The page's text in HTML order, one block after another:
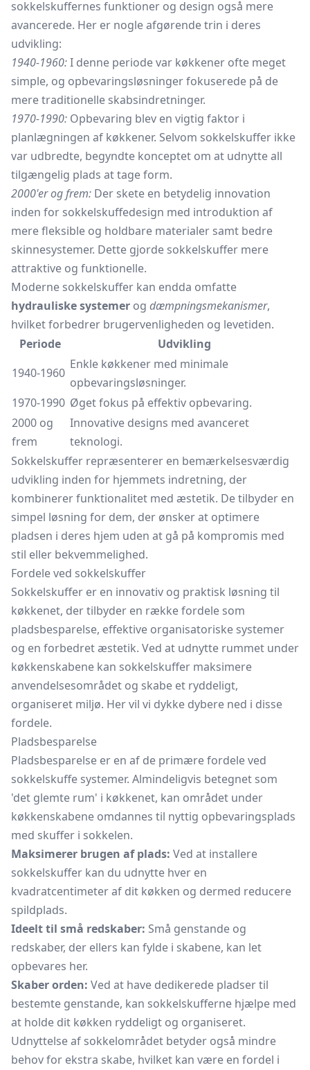
sokkelskuffernes funktioner og design også mere
avancerede. Her er nogle afgørende trin i deres
udvikling:
1940-1960:I denne periode var køkkener ofte meget
simple, og opbevaringsløsninger fokuserede på de
mere traditionelle skabsindretninger.
1970-1990: Opbevaring blev en vigtig faktor i
planlægningen af køkkener. Selvom sokkelskuffer ikke
var udbredte, begyndte konceptet om at udnytte all
tilgængelig plads at tage form.
2000'er og frem: Der skete en betydelig innovation
inden for sokkelskuffedesign med introduktion af
mere fleksible og holdbare materialer samt bedre
skinnesystemer. Dette gjorde sokkelskuffer mere
attraktive og funktionelle.
Moderne sokkelskuffer kan endda omfatte
hydrauliske systemer og dæmpningsmekanismer,
hvilket forbedrer brugervenligheden og levetiden.
Periode
Udvikling
1940-1960
Enkle køkkener med minimale
opbevaringsløsninger.
1970-1990 Øget fokus på effektiv opbevaring.
2000 og
frem
Innovative designs med avanceret
teknologi.
Sokkelskuffer repræsenterer en bemærkelsesværdig
udvikling inden for hjemmets indretning, der
kombinerer funktionalitet med æstetik. De tilbyder en
simpel løsning for dem, der ønsker at optimere
pladsen i deres hjem uden at gå på kompromis med
stil eller bekvemmelighed.
Fordele ved sokkelskuffer
Sokkelskuffer er en innovativ og praktisk løsning til
køkkenet, der tilbyder en række fordele som
pladsbesparelse, effektive organisatoriske systemer
og en forbedret æstetik. Ved at udnytte rummet under
køkkenskabene kan sokkelskuffer maksimere
anvendelsesområdet og skabe et ryddeligt,
organiseret miljø. Her vil vi dykke dybere ned i disse
fordele.
Pladsbesparelse
Pladsbesparelse er en af de primære fordele ved
sokkelskuffe systemer. Almindeligvis betegnet som
'det glemte rum' i køkkenet, kan området under
køkkenskabene omdannes til nyttig opbevaringsplads
med skuffer i sokkelen.
Maksimerer brugen af plads: Ved at installere
sokkelskuffer kan du udnytte hver en
kvadratcentimeter af dit køkken og dermed reducere
spildplads.
Ideelt til små redskaber: Små genstande og
redskaber, der ellers kan fylde i skabene, kan let
opbevares her.
Skaber orden: Ved at have dedikerede pladser til
bestemte genstande, kan sokkelskufferne hjælpe med
at holde dit køkken ryddeligt og organiseret.
Udnyttelse af sokkelområdet betyder også mindre
behov for ekstra skabe, hvilket kan være en fordel i